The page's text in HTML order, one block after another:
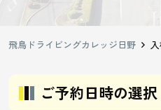
飛鳥ドライビングカレッジ日野
ご予約日時の選択